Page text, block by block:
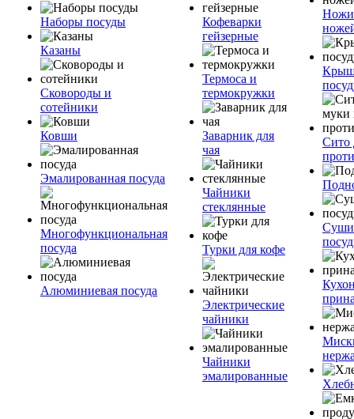
Наборы посуды
Казаны
Сковороды и
сотейники
Ковши
Эмалированная посуда
Многофункциональная
посуда
Алюминиевая посуда
Кофеварки
гейзерные
Термоса и
термокружки
Заварник для
чая
Чайники
стеклянные
Турки для кофе
Электрические
чайники
Чайники
эмалированные
Сито